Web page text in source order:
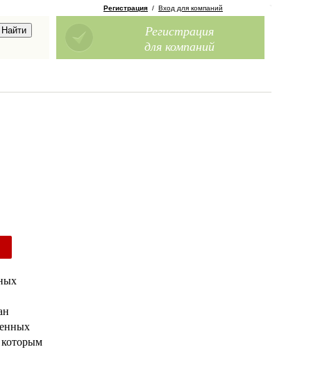
Регистрация / Вход для компаний
Регистрация
для компаний